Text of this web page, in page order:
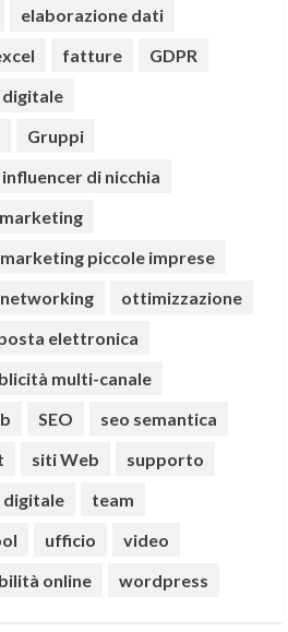
elaborazione dati
fatture
GDPR
Gruppi
influencer di nicchia
marketing
marketing piccole imprese
networking
ottimizzazione
elettronica
multi-canale
SEO
seo semantica
siti Web
supporto
team
ufficio
video
online wordpress